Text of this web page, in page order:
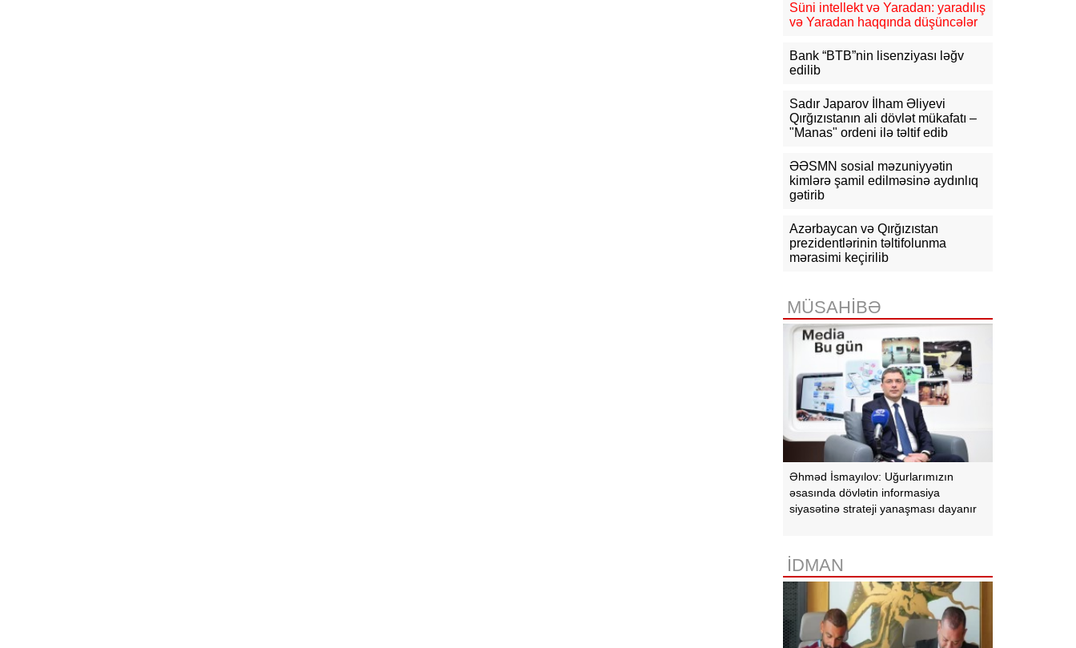
16:31 Bu il dövlət büdcəsinə 11,5
mlrd. manata yaxın vergi daxil olub
16:04
Tramp zəng etdi - Pentaqonda
təcili iclas təyin olundu
15:53 Ceyhun Bayramov: Rusiya və
Ukrayna arasındakı hərbi
əməliyyatlar ən qısa zamanda
15:41 İranda “Mossad”la əlaqəli 20-
dən çox şəxsin saxlanıldığı bildirilir
15:26 Kiyevdə Azərbaycan və
Ukrayna xarici işlər nazirlərinin
görüşü olub
Azərbaycan Xalq Cümhuriyyətinin
diplomatik irsinə aid arxiv sənədləri
ilə tanış olub
Süni intellekt və Yaradan: yaradılış
və Yaradan haqqında düşüncələr
Bank “BTB”nin lisenziyası ləğv
edilib
Sadır Japarov İlham Əliyevi
Qırğızıstanın ali dövlət mükafatı –
"Manas" ordeni ilə təltif edib
ƏƏSMN sosial məzuniyyətin
kimlərə şamil edilməsinə aydınlıq
gətirib
Azərbaycan və Qırğızıstan
prezidentlərinin təltifolunma
mərasimi keçirilib
MÜSAHİBƏ
Əhməd İsmayılov: Uğurlarımızın
əsasında dövlətin informasiya
siyasətinə strateji yanaşması dayanır
İDMAN